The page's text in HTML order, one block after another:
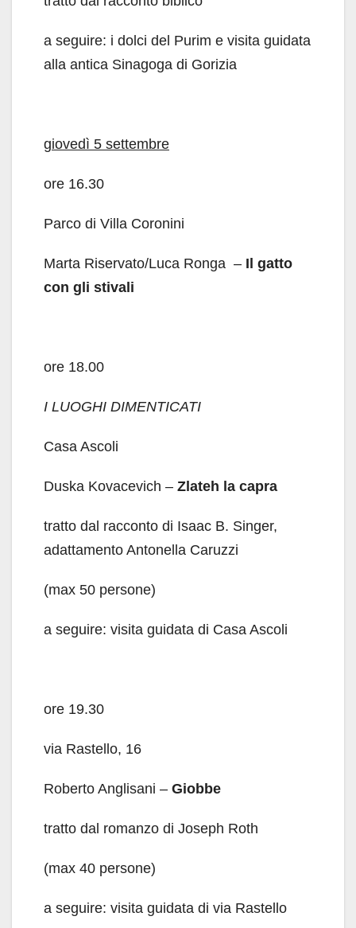
a seguire: i dolci del Purim e visita guidata
alla antica Sinagoga di Gorizia
giovedì 5 settembre
ore 16.30
Parco di Villa Coronini
Marta Riservato/Luca Ronga – Il gatto
con gli stivali
ore 18.00
I LUOGHI DIMENTICATI
Casa Ascoli
Duska Kovacevich – Zlateh la capra
tratto dal racconto di Isaac B. Singer,
adattamento Antonella Caruzzi
(max 50 persone)
a seguire: visita guidata di Casa Ascoli
ore 19.30
via Rastello, 16
Roberto Anglisani – Giobbe
tratto dal romanzo di Joseph Roth
(max 40 persone)
a seguire: visita guidata di via Rastello